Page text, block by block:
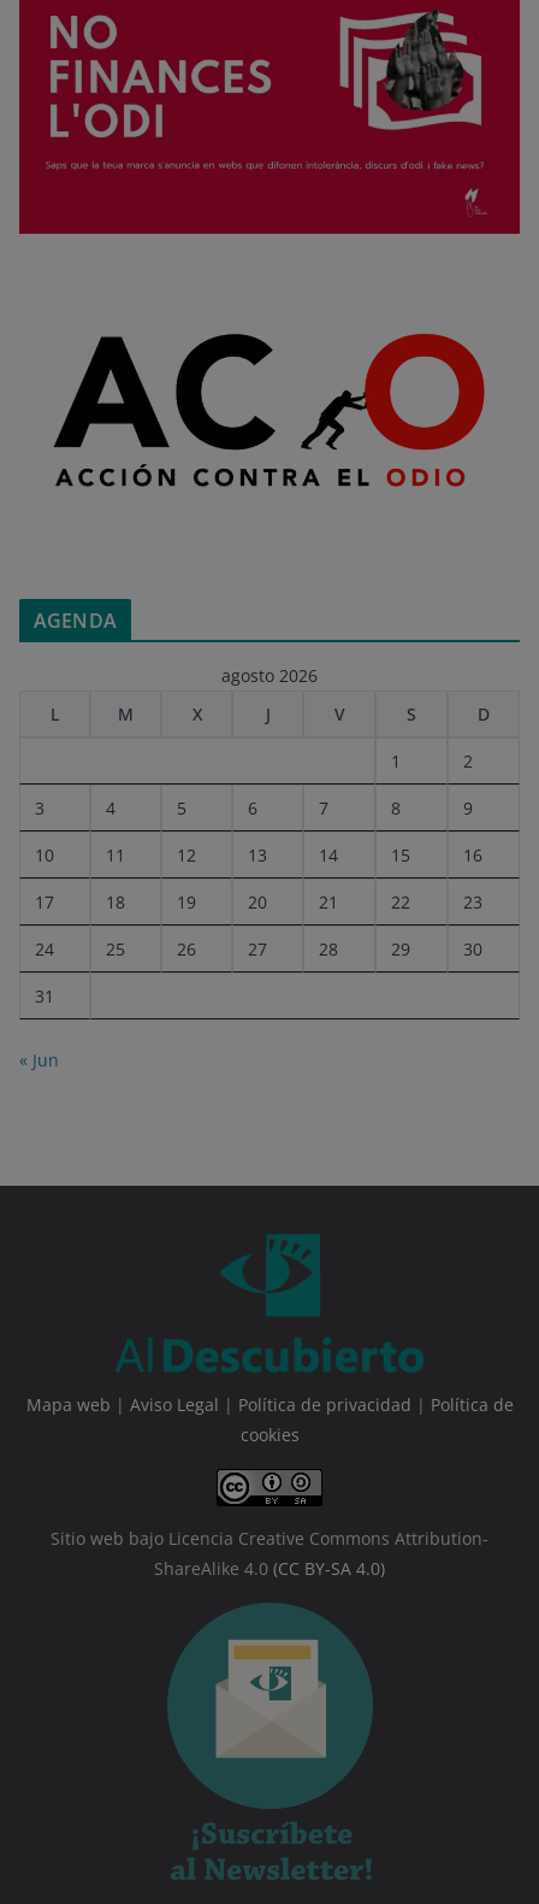
AGENDA
agosto 2026
L
M X J V S D
1 2
3 4 5 6 7 8 9
10 11 12 13 14 15 16
17 18 19 20 21 22 23
24 25 26 27 28 29 30
31
« Jun
Mapa web | Aviso Legal | Política de privacidad | Política de
cookies
Sitio web bajo Licencia Creative Commons Attribution-
ShareAlike 4.0 (CC BY-SA 4.0)